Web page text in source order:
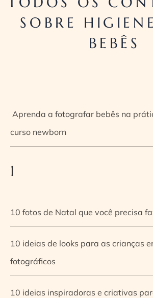
SOBRE
BEBÊS
Aprenda a fotografar bebês na
curso newborn
1
10 fotos de Natal que você precisa
10 ideias de looks para as crianças
fotográficos
10 ideias inspiradoras e criativas